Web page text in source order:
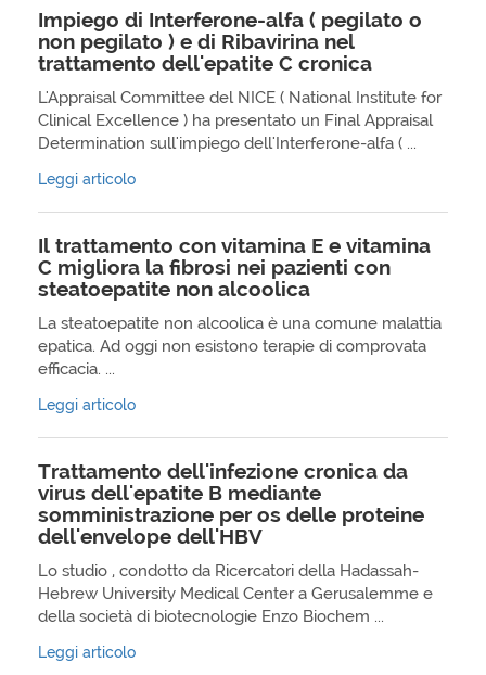
Impiego di Interferone-alfa ( pegilato o
non pegilato ) e di Ribavirina nel
trattamento dell'epatite C cronica
L'Appraisal Committee del NICE ( National Institute for
Clinical Excellence ) ha presentato un Final Appraisal
Determination sull'impiego dell'Interferone-alfa ( ...
Leggi articolo
Il trattamento con vitamina E e vitamina
C migliora la fibrosi nei pazienti con
steatoepatite non alcoolica
La steatoepatite non alcoolica è una comune malattia
epatica. Ad oggi non esistono terapie di comprovata
efficacia. ...
Leggi articolo
Trattamento dell'infezione cronica da
virus dell'epatite B mediante
somministrazione per os delle proteine
dell'envelope dell'HBV
Lo studio , condotto da Ricercatori della Hadassah-
Hebrew University Medical Center a Gerusalemme e
della società di biotecnologie Enzo Biochem ...
Leggi articolo